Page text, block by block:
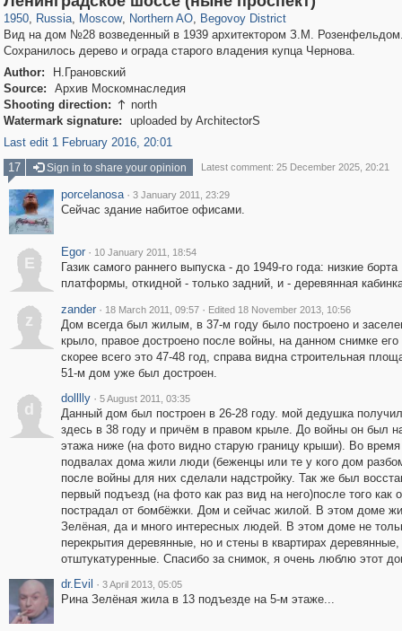
1950, Russia, Moscow, Northern AO, Begovoy District
Вид на дом №28 возведенный в 1939 архитектором З.М.
Сохранилось дерево и ограда старого владения купца Чернова.
Author:
Н.Грановский
Source:
Архив Москомнаследия
Shooting direction:  north
Watermark signature:
uploaded by ArchitectorS
Last edit 1 February 2016, 20:01
17
Sign in to share your opinion Latest comment: 25 December 2025, 20:21
porcelanosa · 3 January 2011, 23:29
Сейчас здание набитое офисами.
E
Egor · 10 January 2011, 18:54
Газик самого раннего выпуска - до 1949-го года: низкие борта
платформы, откидной - только задний, и - деревянная
z
zander · 18 March 2011, 09:57 · Edited 18 November 2013, 10:56
Дом всегда был жилым, в 37-м году было построено и
крыло, правое достроено после войны, на данном снимке
скорее всего это 47-48 год, справа видна строительная
51-м дом уже был достроен.
d
dolllly · 5 August 2011, 03:35
Данный дом был построен в 26-28 году. мой дедушка
здесь в 38 году и причём в правом крыле. До войны он был
этажа ниже (на фото видно старую границу крыши). Во
подвалах дома жили люди (беженцы или те у кого дом
после войны для них сделали надстройку. Так же был
первый подъезд (на фото как раз вид на него)после того как
пострадал от бомбёжки. Дом и сейчас жилой. В этом доме
Зелёная, да и много интересных людей. В этом доме не
перекрытия деревянные, но и стены в квартирах деревянные,
отштукатуренные. Спасибо за снимок, я очень люблю этот
dr.Evil · 3 April 2013, 05:05
Рина Зелёная жила в 13 подъезде на 5-м этаже...